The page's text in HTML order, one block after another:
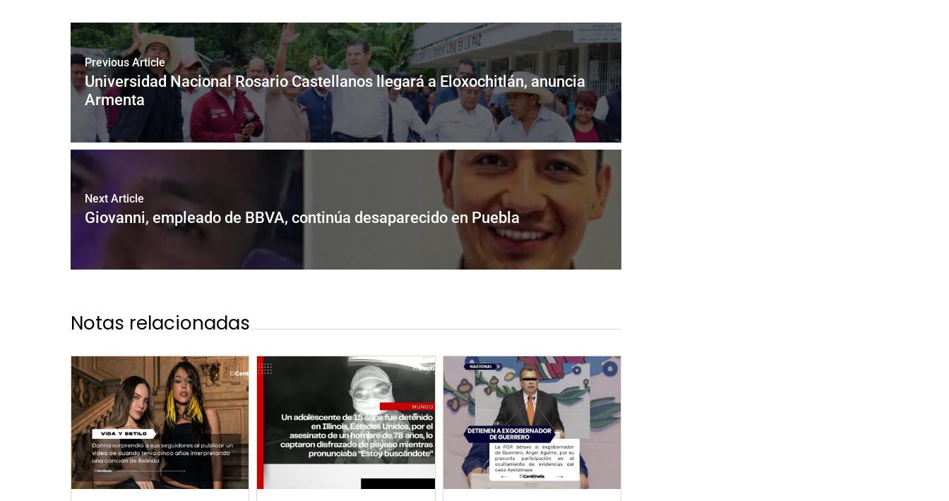
Previous Article
Universidad Nacional Rosario Castellanos llegará a Eloxochitlán, anuncia
Armenta
Next Article
Giovanni, empleado de BBVA, continúa desaparecido en Puebla
Notas relacionadas